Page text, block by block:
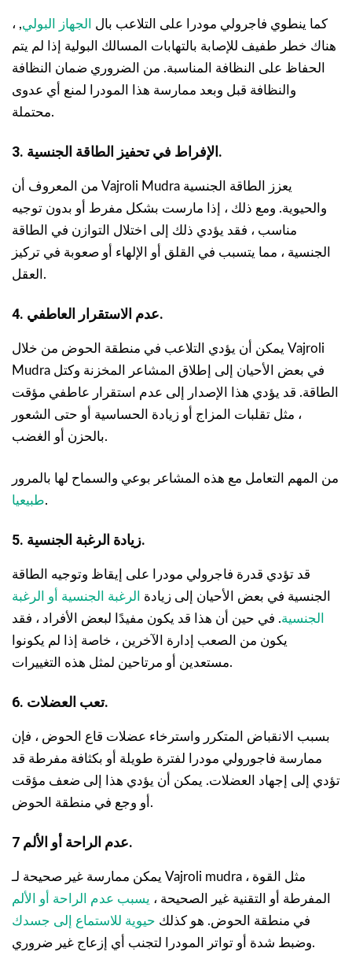
كما ينطوي فاجرولي مودرا على التلاعب بال الجهاز البولي, ،
هناك خطر طفيف للإصابة بالتهابات المسالك البولية إذا لم يتم
الحفاظ على النظافة المناسبة. من الضروري ضمان النظافة
والنظافة قبل وبعد ممارسة هذا المودرا لمنع أي عدوى
محتملة.
3. الإفراط في تحفيز الطاقة الجنسية.
من المعروف أن Vajroli Mudra يعزز الطاقة الجنسية
والحيوية. ومع ذلك ، إذا مارست بشكل مفرط أو بدون توجيه
مناسب ، فقد يؤدي ذلك إلى اختلال التوازن في الطاقة
الجنسية ، مما يتسبب في القلق أو الإلهاء أو صعوبة في تركيز
العقل.
4. عدم الاستقرار العاطفي.
يمكن أن يؤدي التلاعب في منطقة الحوض من خلال Vajroli
Mudra في بعض الأحيان إلى إطلاق المشاعر المخزنة وكتل
الطاقة. قد يؤدي هذا الإصدار إلى عدم استقرار عاطفي مؤقت
، مثل تقلبات المزاج أو زيادة الحساسية أو حتى الشعور
بالحزن أو الغضب.
من المهم التعامل مع هذه المشاعر بوعي والسماح لها بالمرور
طبيعيا.
5. زيادة الرغبة الجنسية.
قد تؤدي قدرة فاجرولي مودرا على إيقاظ وتوجيه الطاقة
الجنسية في بعض الأحيان إلى زيادة
الرغبة الجنسية أو الرغبة
الجنسية. في حين أن هذا قد يكون مفيدًا لبعض الأفراد ، فقد
يكون من الصعب إدارة الآخرين ، خاصة إذا لم يكونوا
مستعدين أو مرتاحين لمثل هذه التغييرات.
6. تعب العضلات.
بسبب الانقباض المتكرر واسترخاء عضلات قاع الحوض ، فإن
ممارسة فاجورولي مودرا لفترة طويلة أو بكثافة مفرطة قد
تؤدي إلى إجهاد العضلات. يمكن أن يؤدي هذا إلى ضعف مؤقت
أو وجع في منطقة الحوض.
7 عدم الراحة أو الألم.
يمكن ممارسة غير صحيحة لـ Vajroli mudra ، مثل القوة
المفرطة أو التقنية غير الصحيحة ، يسبب عدم الراحة أو الألم
في منطقة الحوض. هو كذلك حيوية للاستماع إلى جسدك
وضبط شدة أو تواتر المودرا لتجنب أي إزعاج غير ضروري.